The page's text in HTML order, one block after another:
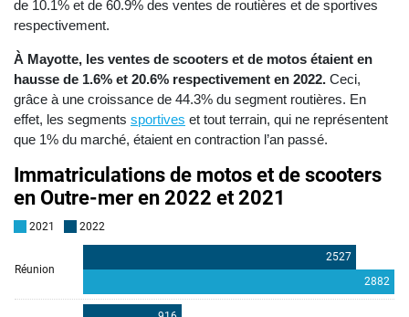
de 10.1% et de 60.9% des ventes de routières et de sportives
respectivement.
À Mayotte, les ventes de scooters et de motos étaient en
hausse de 1.6% et 20.6% respectivement en 2022. Ceci,
grâce à une croissance de 44.3% du segment routières. En
effet, les segments sportives et tout terrain, qui ne représentent
que 1% du marché, étaient en contraction l’an passé.